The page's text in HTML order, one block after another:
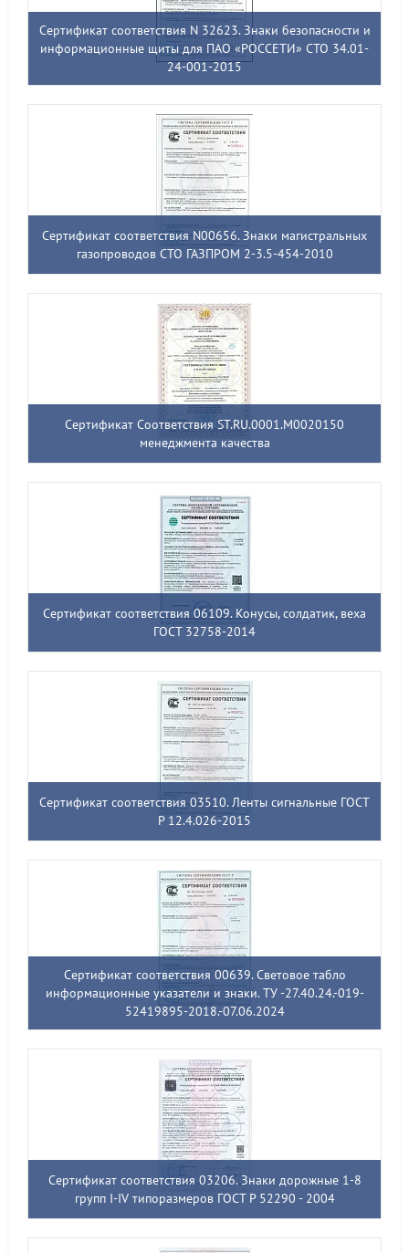
Сертификат соответствия N 32623. Знаки безопасности и
информационные щиты для ПАО «РОССЕТИ» СТО 34.01-
24-001-2015
Сертификат соответствия N00656. Знаки магистральных
газопроводов СТО ГАЗПРОМ 2-3.5-454-2010
Сертификат Соответствия ST.RU.0001.M0020150
менеджмента качества
Сертификат соответствия 06109. Конусы, солдатик, веха
ГОСТ 32758-2014
Сертификат соответствия 03510. Ленты сигнальные ГОСТ
Р 12.4.026-2015
Сертификат соответствия 00639. Световое табло
информационные указатели и знаки. ТУ -27.40.24.-019-
52419895-2018.-07.06.2024
Сертификат соответствия 03206. Знаки дорожные 1-8
групп I-IV типоразмеров ГОСТ Р 52290 - 2004